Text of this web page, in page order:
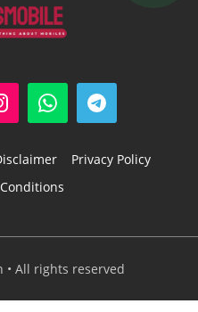
Privacy Policy
All rights reserved